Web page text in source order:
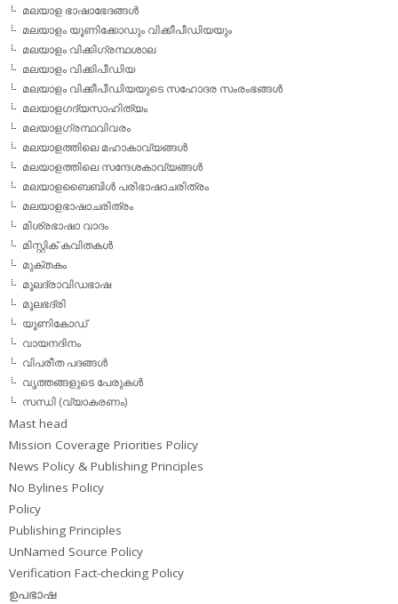
മലയാള ഭാഷാഭേദങ്ങള്‍
മലയാളം യൂണിക്കോഡും വിക്കീപീഡിയയും
മലയാളം വിക്കിഗ്രന്ഥശാല
മലയാളം വിക്കിപീഡിയ
മലയാളം വിക്കീപീഡിയയുടെ സഹോദര സംരംഭങ്ങള്‍
മലയാളഗദ്യസാഹിത്യം
മലയാളഗ്രന്ഥവിവരം
മലയാളത്തിലെ മഹാകാവ്യങ്ങള്‍
മലയാളത്തിലെ സന്ദേശകാവ്യങ്ങള്‍
മലയാളബൈബിള്‍ പരിഭാഷാചരിത്രം
മലയാളഭാഷാചരിത്രം
മിശ്രഭാഷാ വാദം
മിസ്റ്റിക് കവിതകള്‍
മുക്തകം
മൂലദ്രാവിഡഭാഷ
മൂലഭദ്രി
യൂണികോഡ്
വായനദിനം
വിപരീത പദങ്ങള്‍
വൃത്തങ്ങളുടെ പേരുകള്‍
സന്ധി (വ്യാകരണം)
Mast head
Mission Coverage Priorities Policy
News Policy & Publishing Principles
No Bylines Policy
Policy
Publishing Principles
UnNamed Source Policy
Verification Fact-checking Policy
ഉപഭാഷ